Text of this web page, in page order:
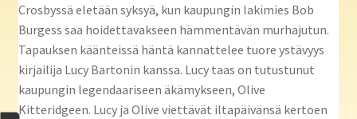
Crosbyssä eletään syksyä, kun kaupungin lakimies Bob
Burgess saa hoidettavakseen hämmentävän murhajutun.
Tapauksen käänteissä häntä kannattelee tuore ystävyys
kirjailija Lucy Bartonin kanssa. Lucy taas on tutustunut
kaupungin legendaariseen äkämykseen, Olive
Kitteridgeen. Lucy ja Olive viettävät iltapäivänsä kertoen